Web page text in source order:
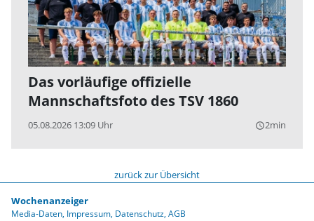
Das vorläufige offizielle
Mannschaftsfoto des TSV 1860
05.08.2026 13:09 Uhr query_builder2min
zurück zur Übersicht
Wochenanzeiger
Media-Daten Impressum Datenschutz AGB